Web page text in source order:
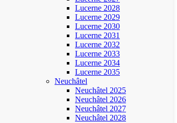
Lucerne 2028
Lucerne 2029
Lucerne 2030
Lucerne 2031
Lucerne 2032
Lucerne 2033
Lucerne 2034
Lucerne 2035
Neuchâtel
Neuchâtel 2025
Neuchâtel 2026
Neuchâtel 2027
Neuchâtel 2028